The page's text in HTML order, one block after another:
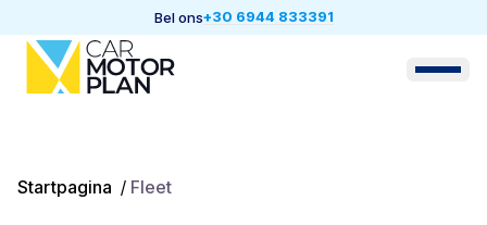
Bel ons+30 6944 833391
Startpagina / Fleet